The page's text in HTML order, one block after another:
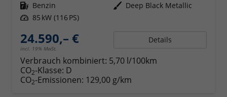
Kraftstoff Benzin Außenfarbe Deep Black Metallic
Leistung 85 kW (116 PS)
24.590,– €
incl. 19% MwSt.
Details
Verbrauch kombiniert: 5,70 l/100km
CO2-Klasse: D
CO2-Emissionen: 129,00 g/km